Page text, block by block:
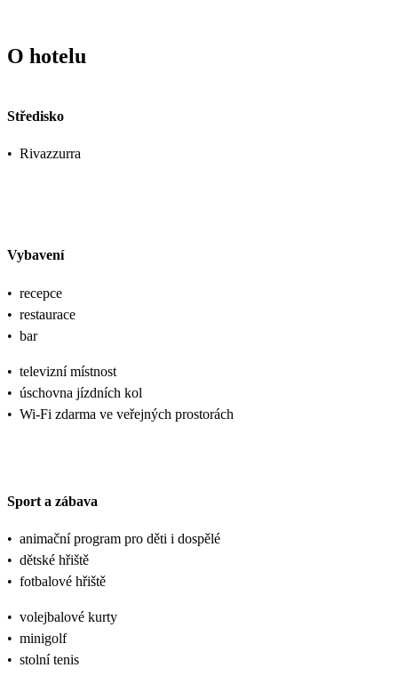
O hotelu
Středisko
• Rivazzurra
Vybavení
• recepce
• restaurace
• bar
• televizní místnost
• úschovna jízdních kol
• Wi-Fi zdarma ve veřejných prostorách
Sport a zábava
• animační program pro děti i dospělé
• dětské hřiště
• fotbalové hřiště
• volejbalové kurty
• minigolf
• stolní tenis